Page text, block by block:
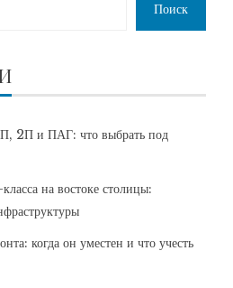
Поиск
2П и ПАГ: что выбрать под
на востоке столицы:
когда он уместен и что учесть